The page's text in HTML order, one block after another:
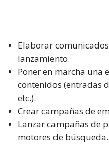
Elaborar
lanzamiento.
Poner en marcha una
contenidos (entradas
etc.).
Crear campañas de
Lanzar campañas de
motores de búsqueda.